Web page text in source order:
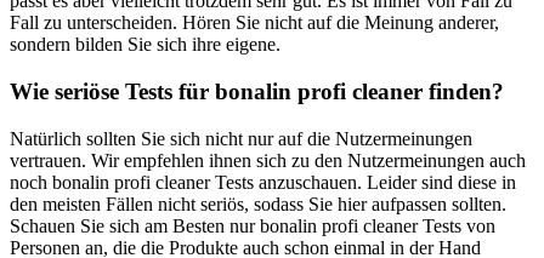
Fall zu unterscheiden. Hören Sie nicht auf die Meinung anderer,
sondern bilden Sie sich ihre eigene.
Wie seriöse Tests für bonalin profi cleaner finden?
Natürlich sollten Sie sich nicht nur auf die Nutzermeinungen
vertrauen. Wir empfehlen ihnen sich zu den Nutzermeinungen auch
noch bonalin profi cleaner Tests anzuschauen. Leider sind diese in
den meisten Fällen nicht seriös, sodass Sie hier aufpassen sollten.
Schauen Sie sich am Besten nur bonalin profi cleaner Tests von
Personen an, die die Produkte auch schon einmal in der Hand